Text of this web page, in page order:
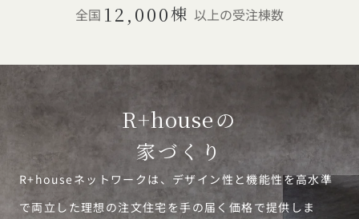
全国 12,000棟 以上の受注棟数
R+houseの
家づくり
R+houseネットワークは、デザイン性と機能性を高水準
で両立した理想の注文住宅を手の届く価格で提供しま